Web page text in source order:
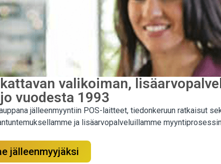
valikoiman,
vuodesta 1993
jälleenmyyntiin POS-laitteet, tiedonkeruun ratkaisut
ja lisäarvopalveluillamme
jälleenmyyjäksi